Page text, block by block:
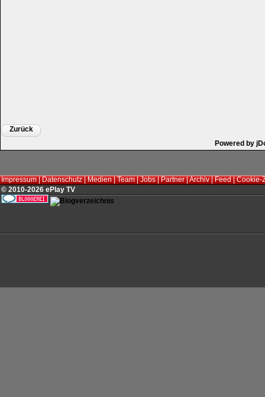
Zurück
Powered by
Impressum|Datenschutz|Medien|Team|Jobs|Partner|Archiv|Feed|Cookie-
© 2010-2026 ePlay TV